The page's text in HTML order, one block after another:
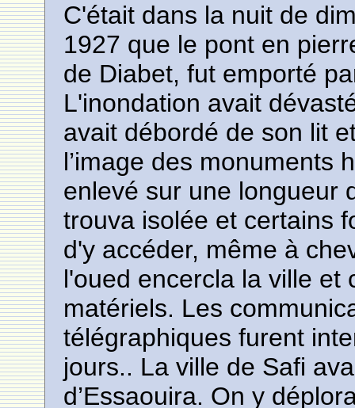
C'était dans la nuit de
1927 que le pont en
de Diabet, fut emporté
L'inondation avait
avait débordé de son lit
l’image des monuments
enlevé sur une longueur
trouva isolée et certains
d'y accéder, même à
l'oued encercla la ville et
matériels. Les
télégraphiques furent
jours.. La ville de Safi
d’Essaouira. On y